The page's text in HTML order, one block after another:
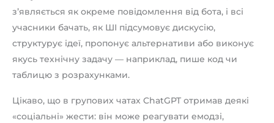
з’являється як окреме повідомлення від бота, і всі
учасники бачать, як ШІ підсумовує дискусію,
структурує ідеї, пропонує альтернативи або виконує
якусь технічну задачу — наприклад, пише код чи
таблицю з розрахунками.
Цікаво, що в групових чатах ChatGPT отримав деякі
«соціальні» жести: він може реагувати емодзі,